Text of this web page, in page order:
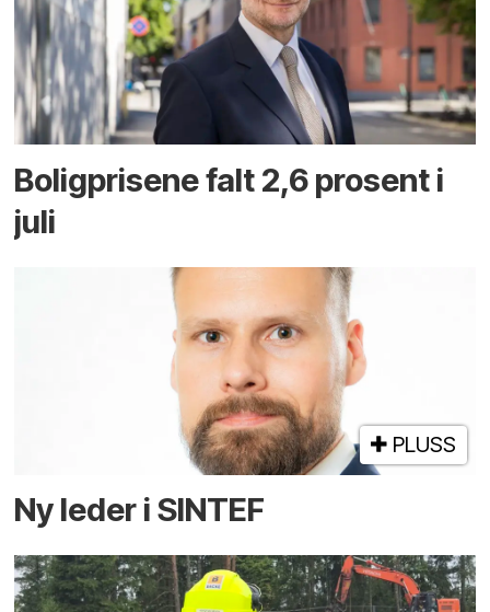
Boligprisene falt 2,6 prosent i
juli
PLUSS
Ny leder i SINTEF